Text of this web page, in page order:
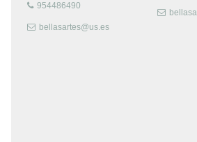
954486490
bellasartes@us.es